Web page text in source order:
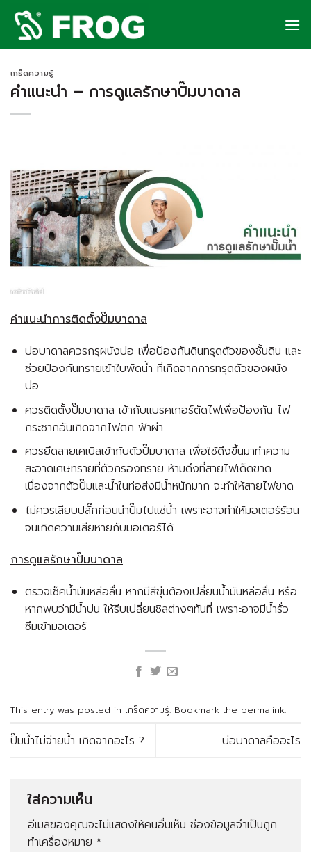
Skip
content
เกร็ดความรู้
คำแนะนำ – การดูแลรักษาปั๊มบาดาล
คำแนะนำการติดตั้งปั๊มบาดาล
บ่อบาดาลควรกรุผนังบ่อ เพื่อป้องกันดินทรุดตัวของชั้นดิน และ
ช่วยป้องกันทรายเข้าใบพัดน้ำ ที่เกิดจากการทรุดตัวของผนัง
บ่อ
ควรติดตั้งปั๊มบาดาล เข้ากับแบรคเกอร์ตัดไฟเพื่อป้องกัน ไฟ
กระชากอันเกิดจากไฟตก ฟ้าผ่า
ควรยึดสายเคเบิลเข้ากับตัวปั๊มบาดาล เพื่อใช้ดึงขึ้นมาทำความ
สะอาดเศษทรายที่ตัวกรองทราย ห้ามดึงที่สายไฟเด็ดขาด
เนื่องจากตัวปั๊มและน้ำในท่อส่งมีน้ำหนักมาก จะทำให้สายไฟขาด
ไม่ควรเสียบปลั๊กก่อนนำปั๊มไปแช่น้ำ เพราะอาจทำให้มอเตอร์ร้อน
จนเกิดความเสียหายกับมอเตอร์ได้
การดูแลรักษาปั๊มบาดาล
ตรวจเช็คน้ำมันหล่อลื่น หากมีสีขุ่นต้องเปลี่ยนน้ำมันหล่อลื่น หรือ
หากพบว่ามีน้ำปน ให้รีบเปลี่ยนซิลต่างๆทันที่ เพราะอาจมีน้ำรั่ว
ซึมเข้ามอเตอร์
This entry was posted in เกร็ดความรู้. Bookmark the permalink.
ปั๊มน้ำไม่จ่ายน้ำ เกิดจากอะไร ? บ่อบาดาลคืออะไร
ใส่ความเห็น
อีเมลของคุณจะไม่แสดงให้คนอื่นเห็น ช่องข้อมูลจำเป็นถูก
ทำเครื่องหมาย *